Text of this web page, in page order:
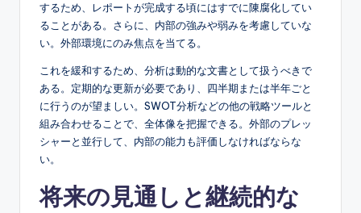
するため、レポートが完成する頃にはすでに陳腐化してい
ることがある。さらに、内部の強みや弱みを考慮していな
い。外部環境にのみ焦点を当てる。
これを緩和するため、分析は動的な文書として扱うべきで
ある。定期的な更新が必要であり、四半期または半年ごと
に行うのが望ましい。SWOT分析などの他の戦略ツールと
組み合わせることで、全体像を把握できる。外部のプレッ
シャーと並行して、内部の能力も評価しなければならな
い。
将来の見通しと継続的な